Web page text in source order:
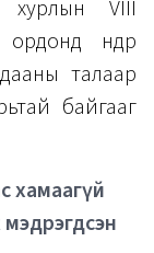
VIII
өнөөдөр
талаар
байгааг
хамаагүй